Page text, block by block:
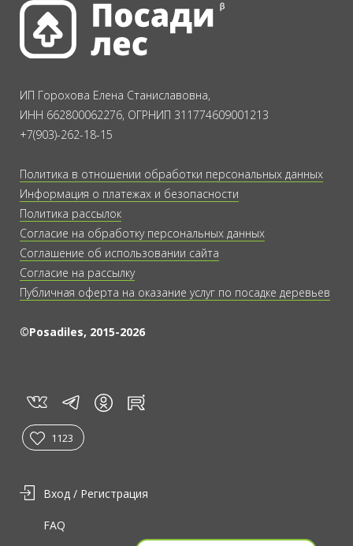
ИП Горохова Елена Станиславовна,
ИНН 662800062276, ОГРНИП 311774609001213
+7(903)-262-18-15
Политика в отношении обработки персональных данных
Информация о платежах и безопасности
Политика рассылок
Согласие на обработку персональных данных
Соглашение об использовании сайта
Согласие на рассылку
Публичная оферта на оказание услуг по посадке деревьев
©Posadiles, 2015-2026
vk tg in rt
1123
Вход / Регистрация
FAQ